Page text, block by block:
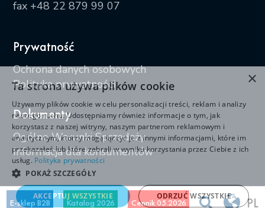
E-sklep B2B Katalog 2026 Cennik 05.2026 PL
fax +48 22 879 99 07
Prywatność
Ochrona danych osobowych
Polityka prywatności
Dokumenty
Ogólne Warunki Sprzedaży
Informacja dla konsumentów
×
Ta strona używa plików cookie
Używamy plików cookie w celu personalizacji treści, reklam i analizy
naszego ruchu. Udostępniamy również informacje o tym, jak
korzystasz z naszej witryny, naszym partnerom reklamowym i
analitycznym, którzy mogą łączyć je z innymi informacjami, które im
przekazałeś lub które zebrali w wyniku korzystania przez Ciebie z ich
usług. Polityka prywatności
POKAŻ SZCZEGÓŁY
AKCEPTUJ WSZYSTKIE ODRZUĆ WSZYSTKIE